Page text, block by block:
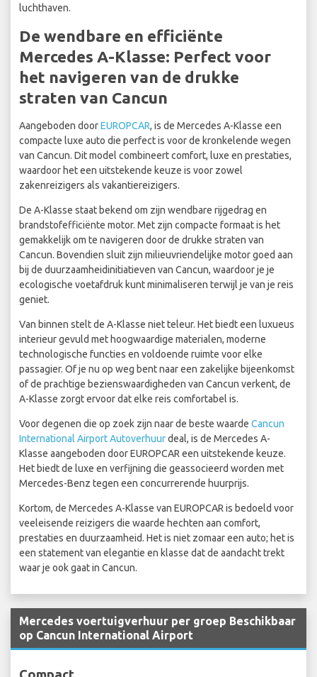
luchthaven.
De wendbare en efficiënte
Mercedes A-Klasse: Perfect voor
het navigeren van de drukke
straten van Cancun
Aangeboden doorEUROPCAR, is de Mercedes A-Klasse een
compacte luxe auto die perfect is voor de kronkelende wegen
van Cancun. Dit model combineert comfort, luxe en prestaties,
waardoor het een uitstekende keuze is voor zowel
zakenreizigers als vakantiereizigers.
De A-Klasse staat bekend om zijn wendbare rijgedrag en
brandstofefficiënte motor. Met zijn compacte formaat is het
gemakkelijk om te navigeren door de drukke straten van
Cancun. Bovendien sluit zijn milieuvriendelijke motor goed aan
bij de duurzaamheidinitiatieven van Cancun, waardoor je je
ecologische voetafdruk kunt minimaliseren terwijl je van je reis
geniet.
Van binnen stelt de A-Klasse niet teleur. Het biedt een luxueus
interieur gevuld met hoogwaardige materialen, moderne
technologische functies en voldoende ruimte voor elke
passagier. Of je nu op weg bent naar een zakelijke bijeenkomst
of de prachtige bezienswaardigheden van Cancun verkent, de
A-Klasse zorgt ervoor dat elke reis comfortabel is.
Voor degenen die op zoek zijn naar de beste waarde Cancun
International Airport Autoverhuurdeal, is de Mercedes A-
Klasse aangeboden door EUROPCAR een uitstekende keuze.
Het biedt de luxe en verfijning die geassocieerd worden met
Mercedes-Benz tegen een concurrerende huurprijs.
Kortom, de Mercedes A-Klasse van EUROPCAR is bedoeld voor
veeleisende reizigers die waarde hechten aan comfort,
prestaties en duurzaamheid. Het is niet zomaar een auto; het is
een statement van elegantie en klasse dat de aandacht trekt
waar je ook gaat in Cancun.
Mercedes voertuigverhuur per groep Beschikbaar
op Cancun International Airport
Compact